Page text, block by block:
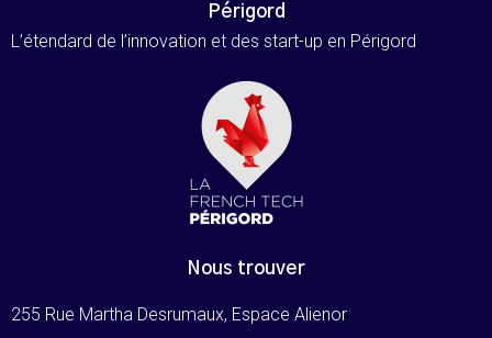
Périgord
L’étendard de l’innovation et des start-up en Périgord
Nous trouver
255 Rue Martha Desrumaux, Espace Alienor